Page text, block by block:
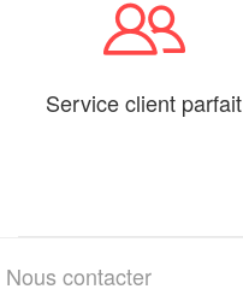
Service client parfait
Nous contacter